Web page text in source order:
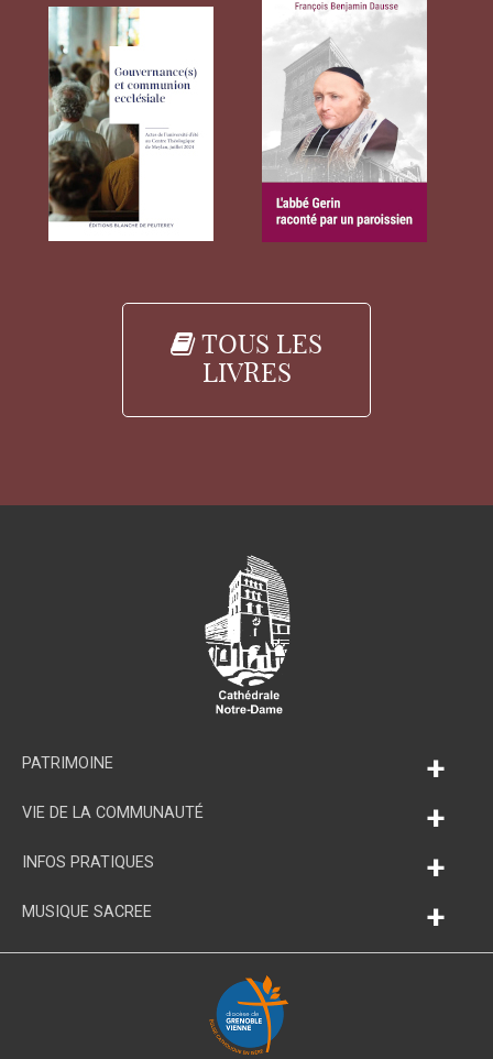
TOUS LES
LIVRES
PATRIMOINE +
VIE DE LA COMMUNAUTÉ +
INFOS PRATIQUES +
MUSIQUE SACREE +